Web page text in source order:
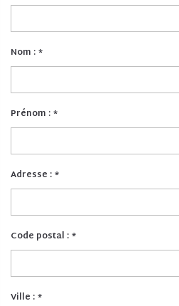
Nom :*
Prénom :*
Adresse :*
Code postal :*
Ville :*